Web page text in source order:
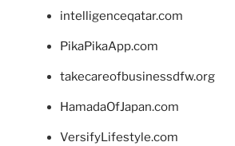
intelligenceqatar.com
PikaPikaApp.com
takecareofbusinessdfw.org
HamadaOfJapan.com
VersifyLifestyle.com